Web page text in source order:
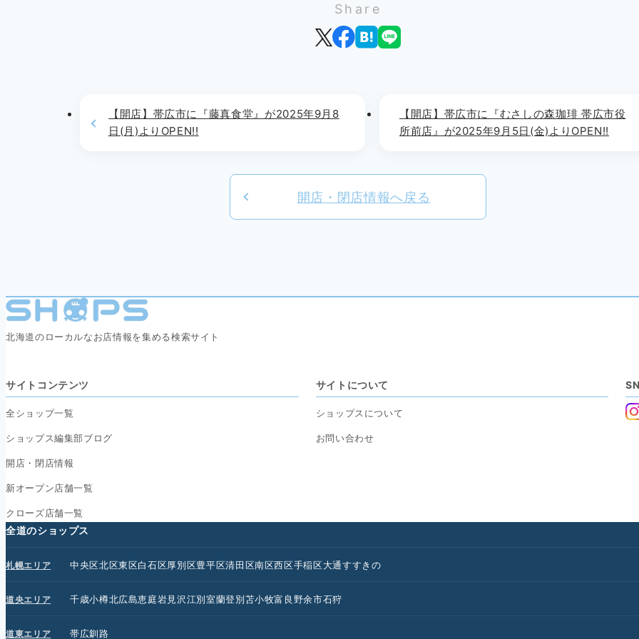
Share
【開店】帯広市に『藤真食堂』が2025年9月8
日(月)よりOPEN!!
【開店】帯広市に『むさしの森珈琲 帯広市役
所前店』が2025年9月5日(金)よりOPEN!!
開店・閉店情報へ戻る
北海道のローカルなお店情報を集める検索サイト
サイトコンテンツ
全ショップ一覧
ショップス編集部ブログ
開店・閉店情報
新オープン店舗一覧
クローズ店舗一覧
サイトについて
ショップスについて
お問い合わせ
全道のショップス
札幌エリア 中央区北区東区白石区厚別区豊平区清田区南区西区手稲区大通すすきの
道央エリア 千歳小樽北広島恵庭岩見沢江別室蘭登別苫小牧富良野余市石狩
道東エリア 帯広釧路